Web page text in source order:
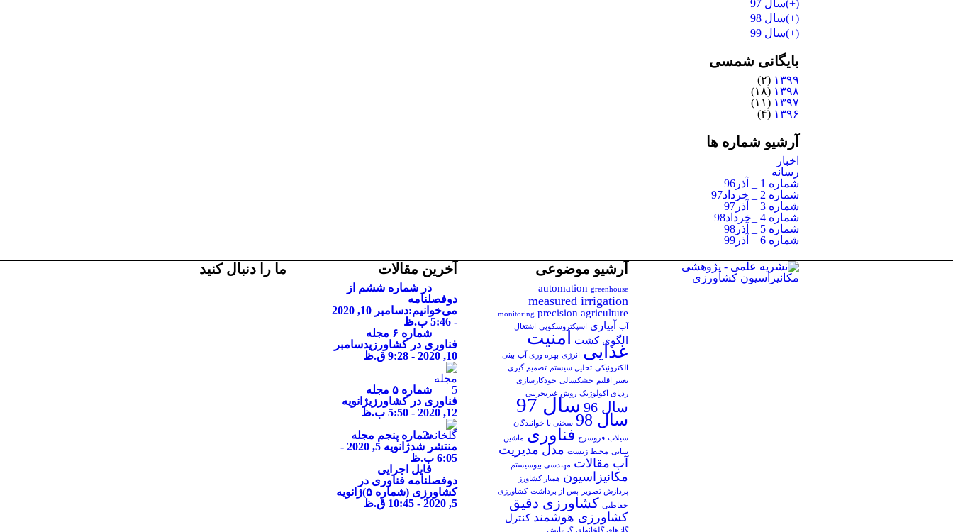
(+)سال 97
(+)سال 98
(+)سال 99
بایگانی شمسی
۱۳۹۹ (۲)
۱۳۹۸ (۱۸)
۱۳۹۷ (۱۱)
۱۳۹۶ (۴)
آرشیو شماره ها
اخبار
رسانه
شماره 1 _ آذر96
شماره 2 _ خرداد97
شماره 3 _ آذر97
شماره 4 _خرداد98
شماره 5 _ آذر98
شماره 6 _ آذر99
ما را دنبال کنید آخرین مقالات
در شماره ششم از
دوفصلنامه
می‌خوانیم:
دسامبر 10, 2020
- 5:46 ب.ظ
شماره ۶ مجله
فناوری در کشاورزیدسامبر
10, 2020 - 9:28 ق.ظ
شماره ۵ مجله
فناوری در کشاورزیژانویه
12, 2020 - 5:50 ب.ظ
شماره پنجم مجله
منتشر شد
ژانویه 5, 2020 -
6:05 ب.ظ
فایل اجرایی
دوفصلنامه فناوری در
کشاورزی (شماره ۵)
ژانویه
5, 2020 - 10:45 ق.ظ
آرشیو موضوعی
automation greenhouse
measured irrigation
monitoring precision agriculture
آب آبیاری اسپکتروسکوپی اشتغال
الگوی کشت امنیت
غذایی انرژی بهره وری آب بینی
الکترونیکی تحلیل سیستم تصمیم گیری
تغییر اقلیم
خشکسالی خودکارسازی
ردپای اکولوژیک روش غیرتخریبی
سال 96 سال 97
سال 98
سخنی با خوانندگان
سیلاب فروسرخ فناوری ماشین
بینایی محیط زیست مدل مدیریت
آب مقالات مهندسی بیوسیستم
مکانیزاسیون همیار کشاورز
پردازش تصویر
پس از برداشت کشاورزی
حفاظتی کشاورزی دقیق
کشاورزی هوشمند کنترل
گازهای گلخانه‌ای گرمایش